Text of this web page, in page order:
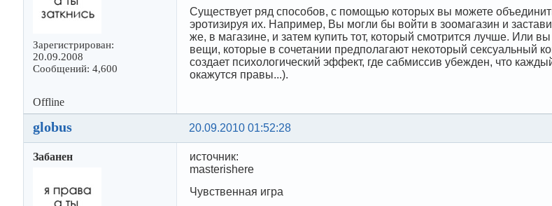
Зарегистрирован:
20.09.2008
Сообщений: 4,600
Существует ряд способов, с помощью которых вы можете
эротизируя их. Например, Вы могли бы войти в зоомагазин и
же, в магазине, и затем купить тот, который смотрится лучше. Или
вещи, которые в сочетании предполагают некоторый сексуальный
создает психологический эффект, где сабмиссив убежден, что
окажутся правы...).
Offline
20.09.2010 01:52:28
globus
Забанен
источник:
masterishere
Чувственная игра